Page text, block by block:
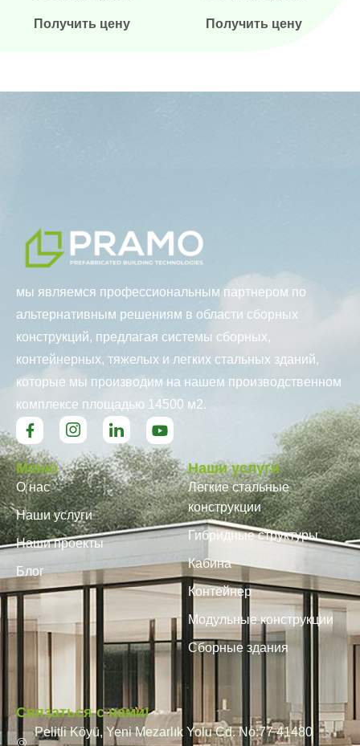
Получить цену Получить цену
мы являемся профессиональным партнером по
альтернативным решениям в области сборных
конструкций, предлагая системы сборных,
контейнерных, тяжелых и легких стальных зданий,
которые мы производим на нашем производственном
комплексе площадью 14500 м2.
Меню
О нас
Наши услуги
Наши проекты
Блог
Наши услуги
Легкие стальные
конструкции
Гибридные структуры
Кабина
Контейнер
Модульные конструкции
Сборные здания
Связаться с нами!
Pelitli Köyü, Yeni Mezarlık Yolu Cd. No:77 41480